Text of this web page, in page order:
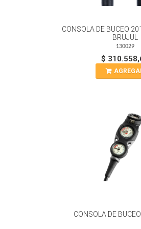
CONSOLA DE BUCEO
BRUJUL
130029
$
CONSOLA DE